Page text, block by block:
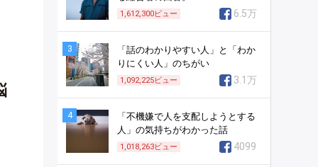
1,612,300ビュー 6.5万
3
「話のわかりやすい人」と「わか
りにくい人」のちがい
1,092,225ビュー 3.1万
4
「不機嫌で人を支配しようとする
人」の気持ちがわかった話
1,018,263ビュー 4099